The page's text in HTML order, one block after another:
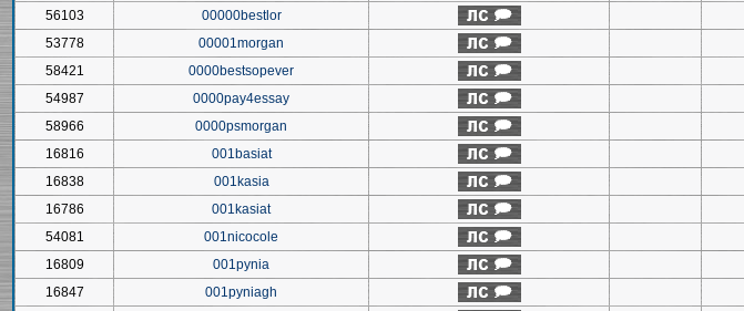
56103
00000bestlor
53778
00001morgan
58421
0000bestsopever
54987
0000pay4essay
58966
0000psmorgan
16816
001basiat
16838
001kasia
16786
001kasiat
54081
001nicocole
16809
001pynia
16847
001pyniagh